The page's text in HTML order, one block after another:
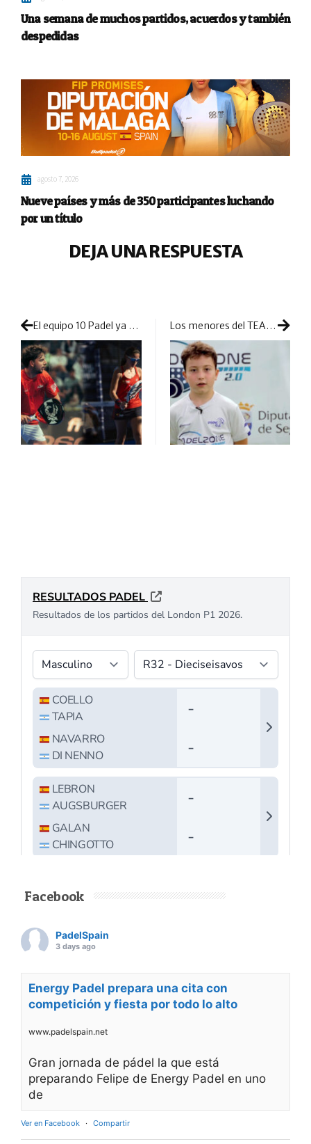
Una semana de muchos partidos, acuerdos y también
despedidas
agosto 7, 2026
Nueve países y más de 350 participantes luchando
por un título
DEJA UNA RESPUESTA
El equipo 10 Padel ya tiene a sus fichajes franquicia Los menores del TEAM Babolat demuestran calidad e ilusión: así son sus futuros campeones
Facebook
PadelSpain
3 days ago
Energy Padel prepara una cita con
competición y fiesta por todo lo alto
www.padelspain.net
Gran jornada de pádel la que está
preparando Felipe de Energy Padel en uno
de
Ver en Facebook · Compartir